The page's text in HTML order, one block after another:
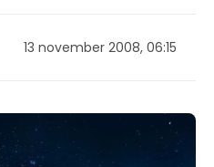
13 november 2008, 06:15